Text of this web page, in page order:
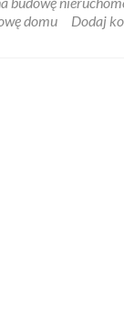
domu Dodaj